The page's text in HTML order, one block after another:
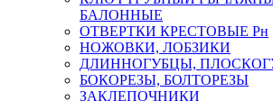
БАЛОННЫЕ
ОТВЕРТКИ КРЕСТОВЫЕ Рн
НОЖОВКИ, ЛОБЗИКИ
ДЛИННОГУБЦЫ,
БОКОРЕЗЫ, БОЛТОРЕЗЫ
ЗАКЛЕПОЧНИКИ